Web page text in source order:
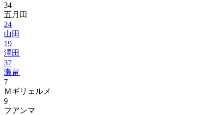
34
五月田
24
山田
19
澤田
37
瀬畠
7
Ｍギリェルメ
9
フアンマ